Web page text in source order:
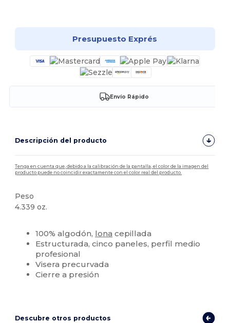
Presupuesto Exprés
Envío Rápido
Descripción del producto
Tenga en cuenta que, debido a la calibración de la pantalla, el color de la imagen del
producto puede no coincidir exactamente con el color real del producto.
Peso
4.339 oz.
100% algodón, lona cepillada
Estructurada, cinco paneles, perfil medio
profesional
Visera precurvada
Cierre a presión
Descubre otros productos